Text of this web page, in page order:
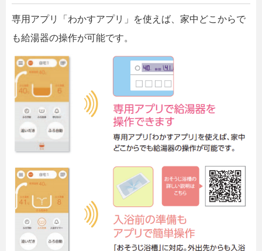
専用アプリ「わかすアプリ」を使えば、家中どこからで
も給湯器の操作が可能です。